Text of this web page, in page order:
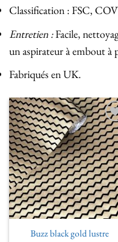
Classification : FSC, COV
Entretien :Facile,
un aspirateur à embout à
Fabriqués en UK.
à la
de
Buzz black gold lustre